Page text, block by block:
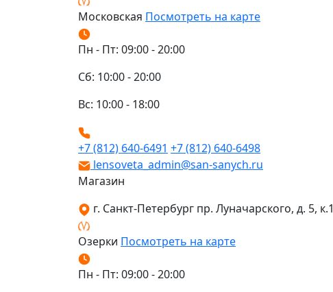
Московская Посмотреть на карте
Пн - Пт: 09:00 - 20:00
Сб: 10:00 - 20:00
Вс: 10:00 - 18:00
+7 (812) 640-6491 +7 (812) 640-6498
lensoveta_admin@san-sanych.ru
Магазин
г. Санкт-Петербург пр. Луначарского, д. 5, к.1
Озерки Посмотреть на карте
Пн - Пт: 09:00 - 20:00